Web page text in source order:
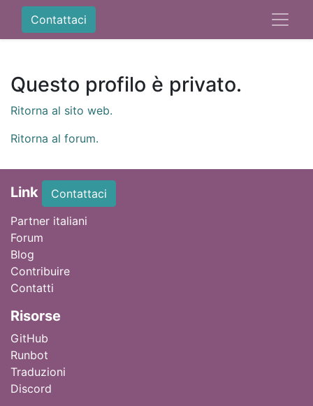
Contattaci
Questo profilo è privato.
Ritorna al sito web.
Ritorna al forum.
Link
Contattaci
Partner italiani
Forum
Blog
Contribuire
Contatti
Risorse
GitHub
Runbot
Traduzioni
Discord